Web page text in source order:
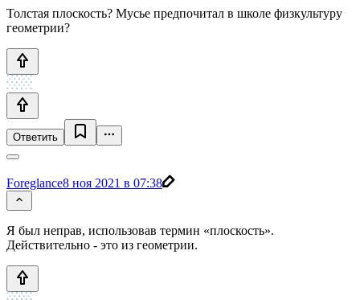
Толстая плоскость? Мусье предпочитал в школе физкультуру
геометрии?
Ответить
Foreglance8 ноя 2021 в 07:38
Я был неправ, использовав термин «плоскость».
Действительно - это из геометрии.